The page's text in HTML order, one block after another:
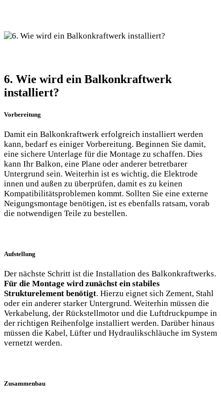
6. Wie wird‍ ein Balkonkraftwerk
installiert?
Vorbereitung
Damit ein Balkonkraftwerk erfolgreich installiert werden
kann, bedarf es ‍einiger Vorbereitung. Beginnen Sie ⁤damit,⁣
eine ‍sichere Unterlage für die⁣ Montage zu ‌schaffen. Dies​
kann Ihr Balkon, ⁢eine ⁤Plane ‌oder⁣ anderer ​betretbarer‍
Untergrund sein. Weiterhin ist ⁢es wichtig, die‌ Elektrode
⁢innen ⁣und außen​ zu überprüfen, damit es zu keinen
Kompatibilitätsproblemen kommt. Sollten Sie eine ‍externe
Neigungsmontage ‌benötigen,‍ ist es ebenfalls ratsam, vorab
die notwendigen Teile zu bestellen.
Aufstellung
Der⁣ nächste Schritt​ ist die Installation⁤ des Balkonkraftwerks.
Für die Montage wird zunächst ein stabiles
⁤Strukturelement benötigt.⁢ Hierzu​ eignet sich Zement, Stahl​
oder ein anderer starker Untergrund. Weiterhin müssen die
Verkabelung, der Rückstellmotor und‍ die Luftdruckpumpe in⁤
der richtigen ‍Reihenfolge installiert werden. Darüber hinaus
müssen‌ die ‌Kabel, Lüfter ⁤und⁤ Hydraulikschläuche ⁣im System
vernetzt werden.
Zusammenbau